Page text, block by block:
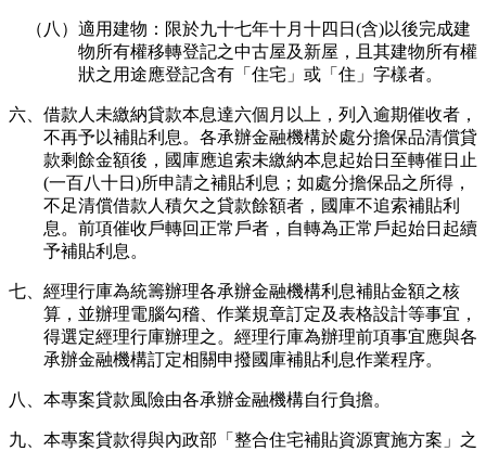
（八）適用建物：限於九十七年十月十四日(含)以後完成建
物所有權移轉登記之中古屋及新屋，且其建物所有權
狀之用途應登記含有「住宅」或「住」字樣者。
六、借款人未繳納貸款本息達六個月以上，列入逾期催收者，
不再予以補貼利息。各承辦金融機構於處分擔保品清償貸
款剩餘金額後，國庫應追索未繳納本息起始日至轉催日止
(一百八十日)所申請之補貼利息；如處分擔保品之所得，
不足清償借款人積欠之貸款餘額者，國庫不追索補貼利
息。前項催收戶轉回正常戶者，自轉為正常戶起始日起續
予補貼利息。
七、經理行庫為統籌辦理各承辦金融機構利息補貼金額之核
算，並辦理電腦勾稽、作業規章訂定及表格設計等事宜，
得選定經理行庫辦理之。經理行庫為辦理前項事宜應與各
承辦金融機構訂定相關申撥國庫補貼利息作業程序。
八、本專案貸款風險由各承辦金融機構自行負擔。
九、本專案貸款得與內政部「整合住宅補貼資源實施方案」之